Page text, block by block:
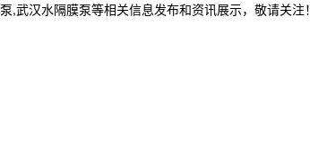
,武汉水隔膜泵等相关信息发布和资讯展示，敬请关注！